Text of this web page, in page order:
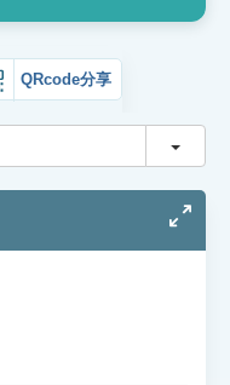
QRcode分享
切換